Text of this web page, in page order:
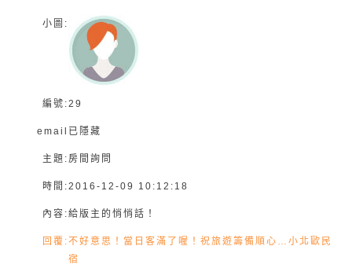
小圖:
編號:29
email 已隱藏
主題:房間詢問
時間:2016-12-09 10:12:18
內容:給版主的悄悄話！
回覆:不好意思！當日客滿了喔！祝旅遊籌備順心…小北歐民
宿